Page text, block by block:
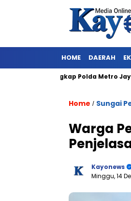
HOME DAERAH
Ditangkap Polda Metro Jaya,
Home / Sungai
Warga
Kayonews
Minggu, 14